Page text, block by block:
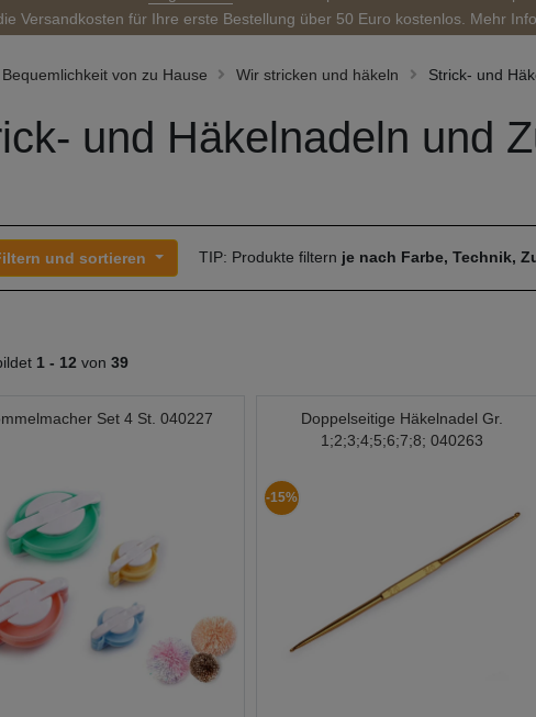
Versandkosten für Ihre erste Bestellung über 50 Euro kostenlos. Mehr
Bequemlichkeit von zu Hause Wir stricken und häkeln Strick- und
und Häkelnadeln und
und sortieren TIP: Produkte filtern je nach Farbe, Technik,
1 - 12 von 39
Set 4 St. 040227
Doppelseitige Häkelnadel Gr.
1;2;3;4;5;6;7;8; 040263
-15%